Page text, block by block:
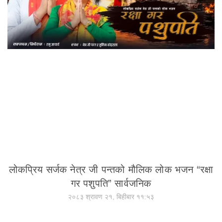
लोकप्रिय सर्जक नेत्र जी पन्तको मौलिक लोक भजन “रक्षा
गर पशुपति” सार्वजनिक
२०८३ श्रावण २१, बिहीबार ११:५३